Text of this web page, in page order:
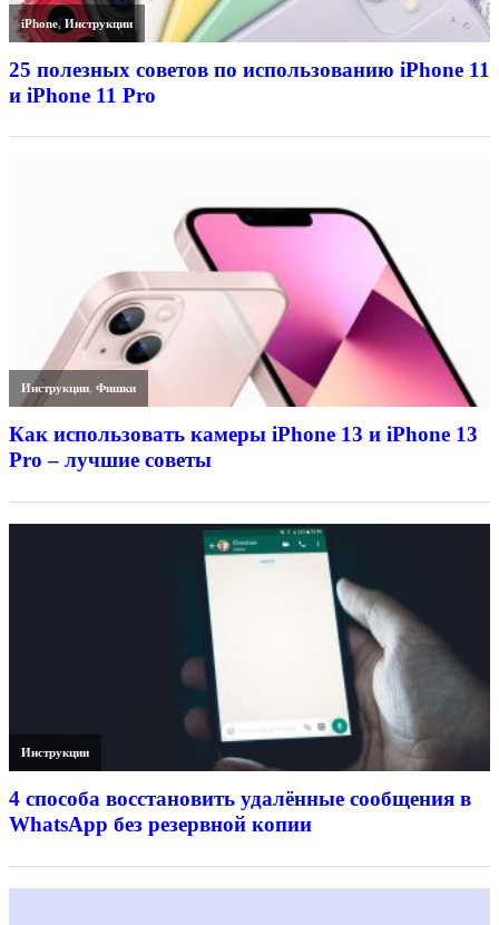
iPhone,Инструкции
25 полезных советов по использованию iPhone 11
и iPhone 11 Pro
Инструкции,Фишки
Как использовать камеры iPhone 13 и iPhone 13
Pro – лучшие советы
Инструкции
4 способа восстановить удалённые сообщения в
WhatsApp без резервной копии